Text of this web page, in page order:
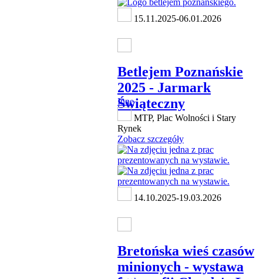
15.11.2025-06.01.2026
Betlejem Poznańskie
2025 - Jarmark
Świąteczny
Inne
MTP, Plac Wolności i Stary
Rynek
Zobacz szczegóły
14.10.2025-19.03.2026
Bretońska wieś czasów
minionych - wystawa